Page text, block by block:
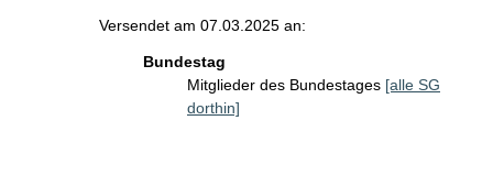
Versendet am 07.03.2025 an:
Bundestag
Mitglieder des Bundestages [alle SG
dorthin]